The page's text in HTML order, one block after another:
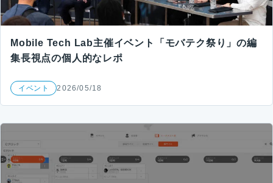
Mobile Tech Lab主催イベント「モバテク祭り」の編
集長視点の個人的なレポ
イベント 2026/05/18